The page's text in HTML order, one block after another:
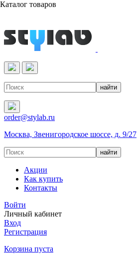
Реактивы & Оборудование
order@stylab.ru
Москва, Звенигородское шоссе, д. 9/27
Акции
Как купить
Контакты
Войти
Личный кабинет
Вход
Регистрация
Корзина пуста
Каталог товаров